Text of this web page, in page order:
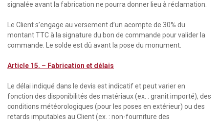
signalée avant la fabrication ne pourra donner lieu à réclamation.
Le Client s’engage au versement d’un acompte de 30% du
montant TTC à la signature du bon de commande pour valider la
commande. Le solde est dû avant la pose du monument.
Article 15. – Fabrication et délais
Le délai indiqué dans le devis est indicatif et peut varier en
fonction des disponibilités des matériaux (ex. : granit importé), des
conditions météorologiques (pour les poses en extérieur) ou des
retards imputables au Client (ex. : non-fourniture des